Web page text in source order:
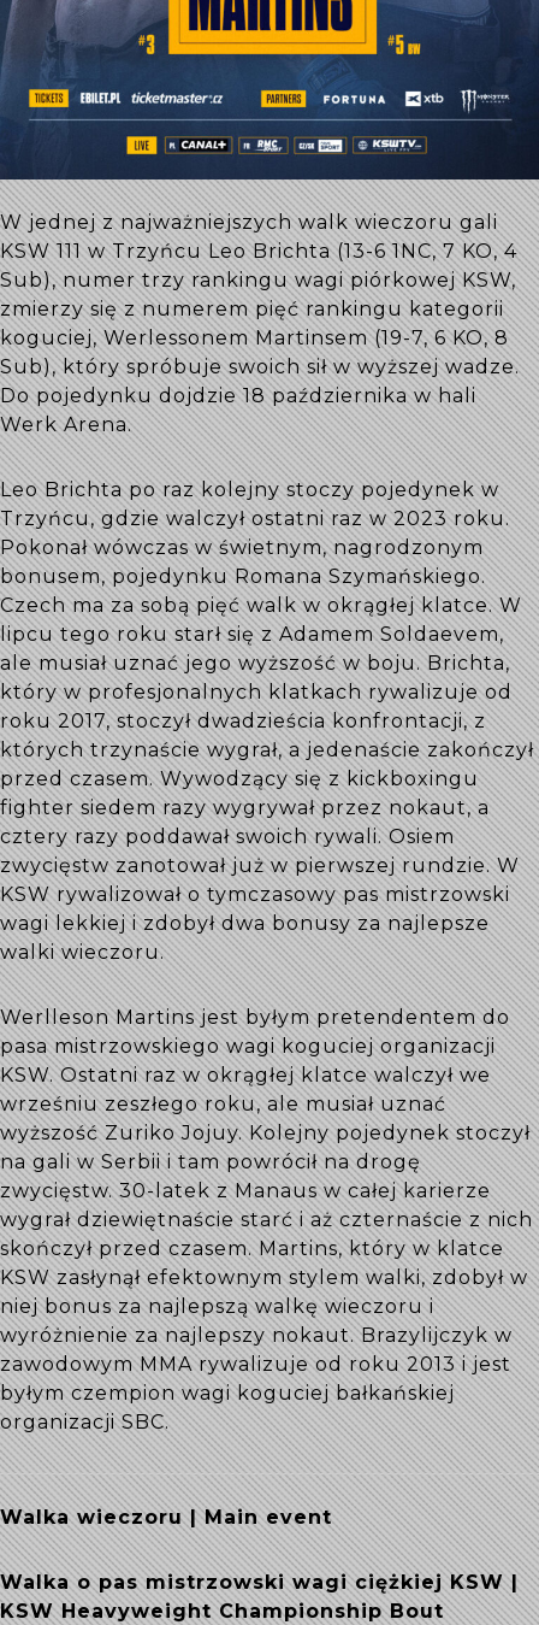
W jednej z najważniejszych walk wieczoru gali
KSW 111 w Trzyńcu Leo Brichta (13-6 1NC, 7 KO, 4
Sub), numer trzy rankingu wagi piórkowej KSW,
zmierzy się z numerem pięć rankingu kategorii
koguciej, Werlessonem Martinsem (19-7, 6 KO, 8
Sub), który spróbuje swoich sił w wyższej wadze.
Do pojedynku dojdzie 18 października w hali
Werk Arena.
Leo Brichta po raz kolejny stoczy pojedynek w
Trzyńcu, gdzie walczył ostatni raz w 2023 roku.
Pokonał wówczas w świetnym, nagrodzonym
bonusem, pojedynku Romana Szymańskiego.
Czech ma za sobą pięć walk w okrągłej klatce. W
lipcu tego roku starł się z Adamem Soldaevem,
ale musiał uznać jego wyższość w boju. Brichta,
który w profesjonalnych klatkach rywalizuje od
roku 2017, stoczył dwadzieścia konfrontacji, z
których trzynaście wygrał, a jedenaście zakończył
przed czasem. Wywodzący się z kickboxingu
fighter siedem razy wygrywał przez nokaut, a
cztery razy poddawał swoich rywali. Osiem
zwycięstw zanotował już w pierwszej rundzie. W
KSW rywalizował o tymczasowy pas mistrzowski
wagi lekkiej i zdobył dwa bonusy za najlepsze
walki wieczoru.
Werlleson Martins jest byłym pretendentem do
pasa mistrzowskiego wagi koguciej organizacji
KSW. Ostatni raz w okrągłej klatce walczył we
wrześniu zeszłego roku, ale musiał uznać
wyższość Zuriko Jojuy. Kolejny pojedynek stoczył
na gali w Serbii i tam powrócił na drogę
zwycięstw. 30-latek z Manaus w całej karierze
wygrał dziewiętnaście starć i aż czternaście z nich
skończył przed czasem. Martins, który w klatce
KSW zasłynął efektownym stylem walki, zdobył w
niej bonus za najlepszą walkę wieczoru i
wyróżnienie za najlepszy nokaut. Brazylijczyk w
zawodowym MMA rywalizuje od roku 2013 i jest
byłym czempion wagi koguciej bałkańskiej
organizacji SBC.
Walka wieczoru | Main event
Walka o pas mistrzowski wagi ciężkiej KSW |
KSW Heavyweight Championship Bout